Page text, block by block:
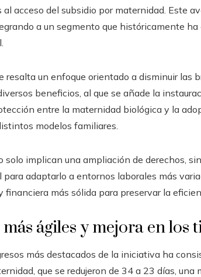
acceso del subsidio por maternidad. Este
a un segmento que históricamente
resalta un enfoque orientado a disminuir las
beneficios, al que se añade la
entre la maternidad biológica y la
modelos familiares.
solo implican una ampliación de derechos,
para adaptarlo a entornos laborales más
financiera más sólida para preservar la
ágiles y mejora en los
más destacados de la iniciativa ha
que se redujeron de 34 a 23 días,